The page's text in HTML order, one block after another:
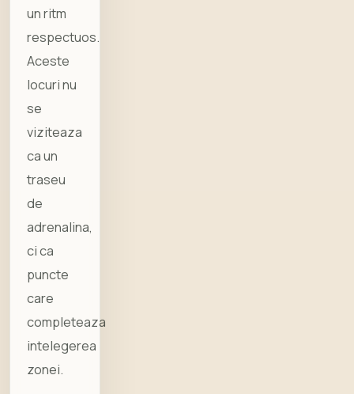
un ritm
respectuos.
Aceste
locuri nu
se
viziteaza
ca un
traseu
de
adrenalina,
ci ca
puncte
care
completeaza
intelegerea
zonei.